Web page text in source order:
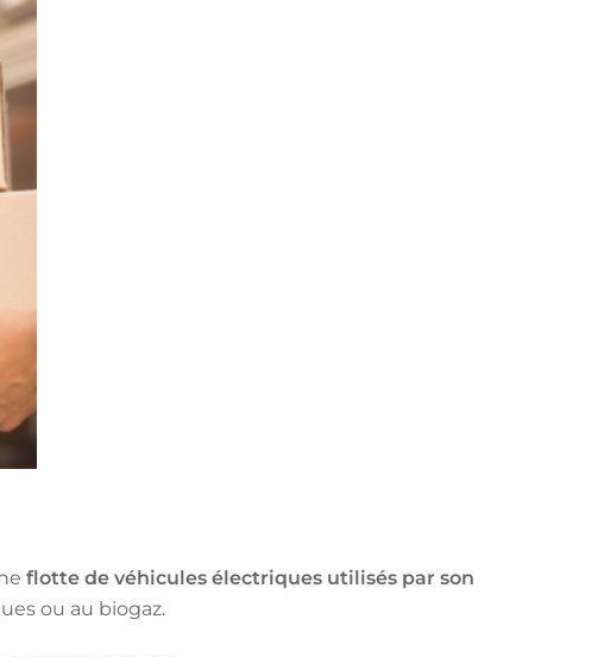
flotte de véhicules électriques utilisés par son
ou au biogaz.